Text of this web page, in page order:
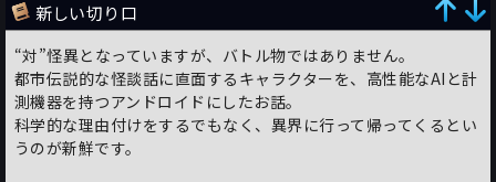
新しい切り口
“対”怪異となっていますが、バトル物ではありません。
都市伝説的な怪談話に直面するキャラクターを、高性能なAIと計
測機器を持つアンドロイドにしたお話。
科学的な理由付けをするでもなく、異界に行って帰ってくるとい
うのが新鮮です。